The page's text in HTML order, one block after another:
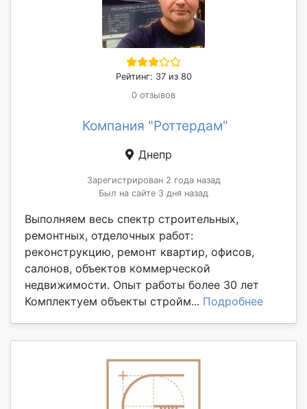
Рейтинг: 37 из 80
0 отзывов
Компания "Роттердам"
Днепр
Зарегистрирован 2 года назад
Был на сайте 3 дня назад
Выполняем весь спектр строительных,
ремонтных, отделочных работ:
реконструкцию, ремонт квартир, офисов,
салонов, объектов коммерческой
недвижимости. Опыт работы более 30 лет
Комплектуем объекты стройм... Подробнее